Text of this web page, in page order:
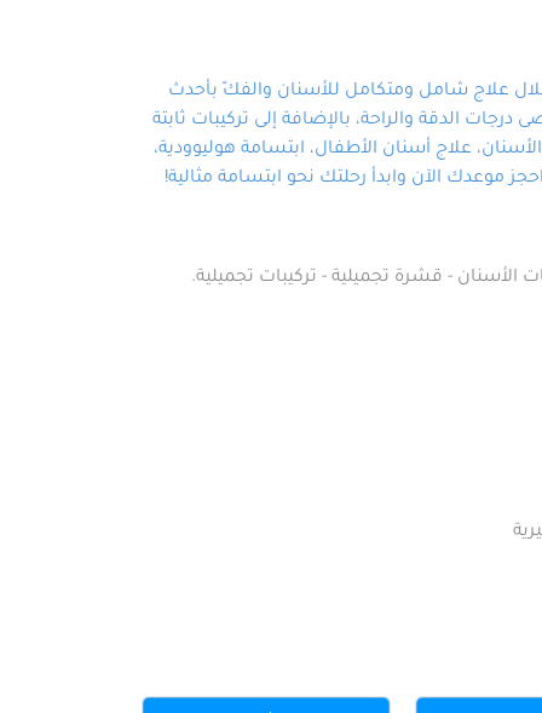
علاج شامل ومتكامل للأسنان والفكّ بأحدث
الدقة والراحة، بالإضافة إلى تركيبات ثابتة
علاج أسنان الأطفال، ابتسامة هوليوودية،
موعدك الآن وابدأ رحلتك نحو ابتسامة مثالية!
الأسنان - قشرة تجميلية - تركيبات تجميلية.